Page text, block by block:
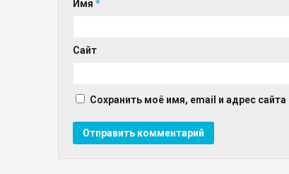
Имя *
Сайт
Сохранить моё имя, email и адрес